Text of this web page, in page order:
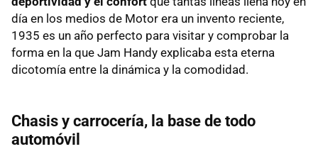
día en los medios de Motor era un invento reciente,
1935 es un año perfecto para visitar y comprobar la
forma en la que Jam Handy explicaba esta eterna
dicotomía entre la dinámica y la comodidad.
Chasis y carrocería, la base de todo
automóvil